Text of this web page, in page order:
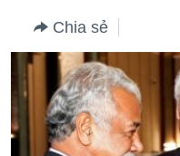
hướng
chính
Đi
tới
DIỄN ĐÀN
MỤC
TỰ DO BÁO CHÍ
VẠCH TRẦN TIN GIẢ
CHUYÊN ĐỀ
CHIẾN TRANH
HỌC TIẾNG ANH
Chia sẻ